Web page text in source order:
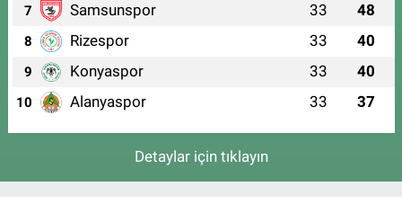
7 Samsunspor 33 48
8 Rizespor 33 40
9 Konyaspor 33 40
10 Alanyaspor 33 37
Detaylar için tıklayın